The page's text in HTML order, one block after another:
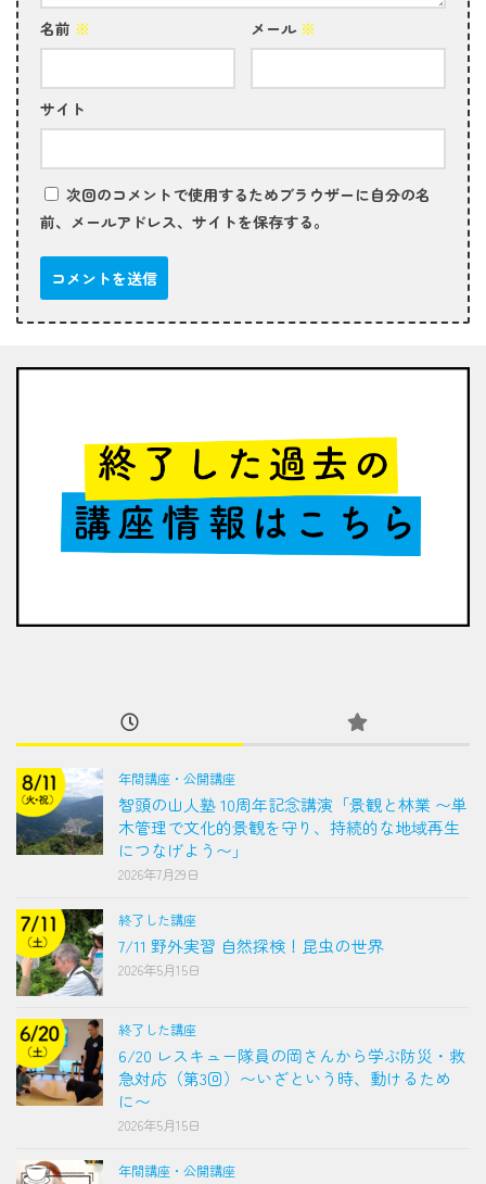
名前 ※ メール ※
サイト
次回のコメントで使用するためブラウザーに自分の名
前、メールアドレス、サイトを保存する。
年間講座・公開講座
智頭の山人塾 10周年記念講演「景観と林業 〜単
木管理で文化的景観を守り、持続的な地域再生
につなげよう〜」
2026年7月29日
終了した講座
7/11 野外実習 自然探検！昆虫の世界
2026年5月15日
終了した講座
6/20 レスキュー隊員の岡さんから学ぶ防災・救
急対応（第3回）〜いざという時、動けるため
に〜
2026年5月15日
年間講座・公開講座